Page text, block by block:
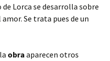
Lorca se desarrolla sobre
Se trata pues de un
obra aparecen otros